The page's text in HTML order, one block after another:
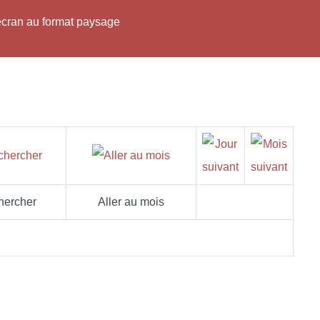
au format paysage
Aller au mois